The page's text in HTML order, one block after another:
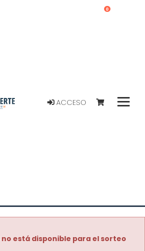
ACCESO
0
no está disponible para el sorteo